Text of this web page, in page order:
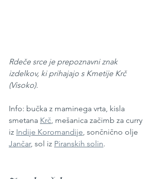
Rdeče srce je prepoznavni znak
izdelkov, ki prihajajo s Kmetije Krč
(Visoko).
Info: bučka z maminega vrta, kisla
smetana Krč, mešanica začimb za curry
iz Indije Koromandije, sončnično olje
Jančar, sol iz Piranskih solin.